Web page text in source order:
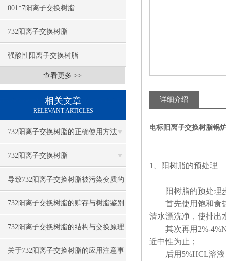
001*7阳离子交换树脂
732阳离子交换树脂
强酸性阳离子交换树脂
查看更多 >>
相关文章
RELEVANT ARTICLES
732阳离子交换树脂的正确使用方法
732阳离子交换树脂
导致732阳离子交换树脂被污染变质的
因素
732阳离子交换树脂的贮存与树脂鉴别
732阳离子交换树脂的结构与交换原理
关于732阳离子交换树脂的应用注意事
详细介绍
电标阳离子交换树脂锅
1、阳树脂的预处理
阳树脂的预处理
首先使用饱和食盐
清水漂洗净，使排出
其次再用2%-
近中性为止；
后用5%HCL溶液